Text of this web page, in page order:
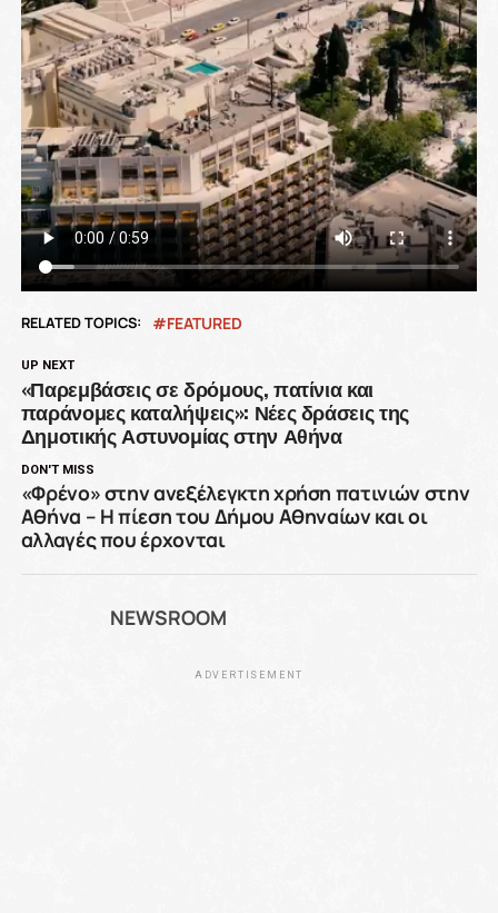
RELATED TOPICS: FEATURED
UP NEXT
«Παρεμβάσεις σε δρόμους, πατίνια και
παράνομες καταλήψεις»: Νέες δράσεις της
Δημοτικής Αστυνομίας στην Αθήνα
DON'T MISS
«Φρένο» στην ανεξέλεγκτη χρήση πατινιών στην
Αθήνα – Η πίεση του Δήμου Αθηναίων και οι
αλλαγές που έρχονται
NEWSROOM
ADVERTISEMENT